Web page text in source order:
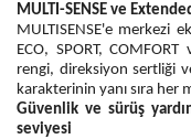
MULTI-SENSE ve
MULTISENSE'e merkezi
ECO, SPORT,
rengi, direksiyon sertliği
karakterinin yanı sıra her
Güvenlik ve sürüş
seviyesi